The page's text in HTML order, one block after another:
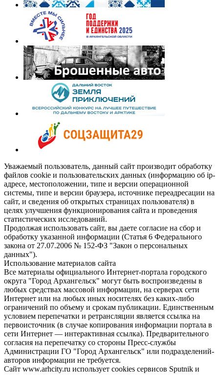
Уважаемый пользователь, данный сайт производит обработку
файлов cookie и пользовательских данных (информацию об ip-
адресе, местоположении, типе и версии операционной
системы, типе и версии браузера, источнике переадресации на
сайт, и сведения об открытых страницах пользователя) в
целях улучшения функционирования сайта и проведения
статистических исследований.
Продолжая использовать сайт, вы даете согласие на сбор и
обработку указанной информации (Статья 6 Федерального
закона от 27.07.2006 № 152-ФЗ "Закон о персональных
данных").
Использование материалов сайта
Все материалы официального Интернет-портала городского
округа "Город Архангельск" могут быть воспроизведены в
любых средствах массовой информации, на серверах сети
Интернет или на любых иных носителях без каких-либо
ограничений по объему и срокам публикации. Единственным
условием перепечатки и ретрансляции является ссылка на
первоисточник (в случае копирования информации портала в
сети Интернет — интерактивная ссылка). Предварительного
согласия на перепечатку со стороны Пресс-службы
Администрации ГО "Город Архангельск" или подразделений-
авторов информации не требуется.
Сайт www.arhcity.ru использует cookies сервисов Sputnik и